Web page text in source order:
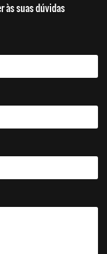
às suas dúvidas